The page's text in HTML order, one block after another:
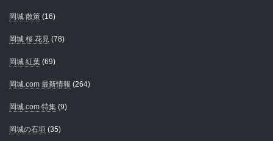
岡城 散策 (16)
岡城 桜 花見 (78)
岡城 紅葉 (69)
岡城.com 最新情報 (264)
岡城.com 特集 (9)
岡城の石垣 (35)